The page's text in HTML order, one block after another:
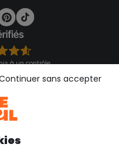
à un contrôle
CGU
sans accepter